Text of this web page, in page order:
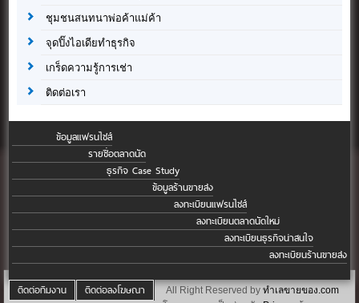
ชุมชนสนทนาพ่อค้าแม่ค้า
จุดปิ๊งไอเดียทำธุรกิจ
เกร็ดความรู้การเช่า
ติดต่อเรา
ข้อมูลแฟรนไชส์
รายชื่อตลาดนัด
ธุรกิจ Case Study
ข้อมูลร้านขายส่ง
ลงทะเบียนแฟรนไชส์
ลงทะเบียนตลาดนัดใหม่
ลงทะเบียนธุรกิจน่าสนใจ
ลงทะเบียนร้านขายส่ง
ติดต่อทีมงาน ติดต่อลงโฆษณา All Right Reserved by ทำเลขายของ.com